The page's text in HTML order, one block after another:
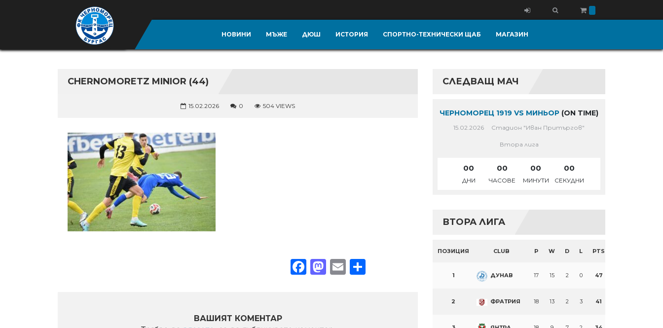
НОВИНИ МЪЖЕ ДЮШ ИСТОРИЯ СПОРТНО-ТЕХНИЧЕСКИ ЩАБ МАГАЗИН
CHERNOMORETZ MINIOR (44)
15.02.2026 0 504 VIEWS
Facebook
Mastodon
EmailShare
ВАШИЯТ КОМЕНТАР
СЛЕДВАЩ МАЧ
ЧЕРНОМОРЕЦ 1919 VS МИНЬОР (ON TIME)
15.02.2026 Стадион "Иван Притъргов"
Втора лига
00
ДНИ
00
ЧАСОВЕ
00
МИНУТИ
00
СЕКУДНИ
ВТОРА ЛИГА
ПОЗИЦИЯ CLUB P W D L PTS
1 ДУНАВ 17 15 2 0 47
2 ФРАТРИЯ 18 13 2 3 41